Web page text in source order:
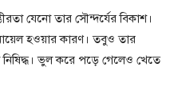
যেনো তার সৌন্দর্যের বিকাশ।
হওয়ার কারণ। তবুও তার
ভুল করে পড়ে গেলেও খেতে